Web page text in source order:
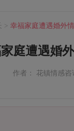
> 幸福家庭遭遇婚外
庭遭遇婚
作者： 花镇情感咨